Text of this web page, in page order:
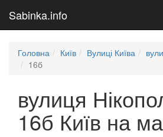
Sabinka.info
Головна Київ Вулиці Київа
16б
вулиця
16б Київ на